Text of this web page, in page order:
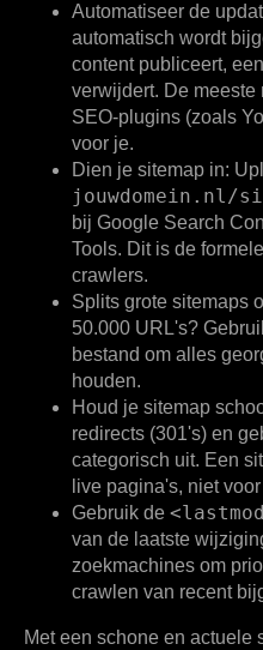
Automatiseer de
automatisch wordt
content publiceert,
verwijdert. De meeste
SEO-plugins (zoals
voor je.
Dien je sitemap in:
jouwdomein.nl/
bij Google Search
Tools. Dit is de
crawlers.
Splits grote sitemaps
50.000 URL's?
bestand om alles
houden.
Houd je sitemap
redirects (301's) en
categorisch uit. Een
live pagina's, niet
Gebruik de
van de laatste
zoekmachines om
crawlen van recent
Met een schone en actuele